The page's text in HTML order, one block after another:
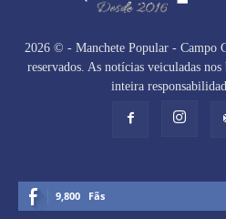
2026 © - Manchete Popular - Campo
reservados. As notícias veiculadas
inteira
9,800 Fãs